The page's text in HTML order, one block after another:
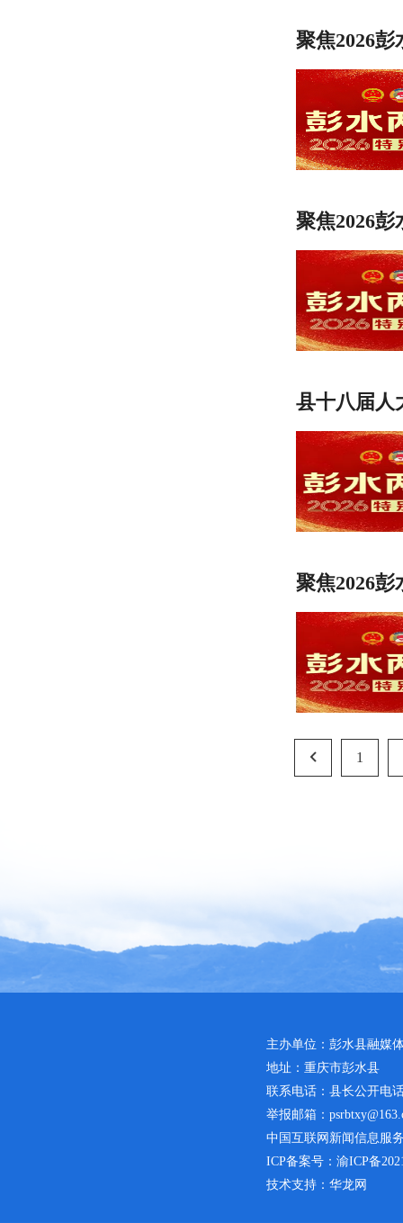
聚焦2026
聚焦2026
县十八届人
聚焦2026
1
主办单位：彭水县融媒
地址：重庆市彭水县
联系电话：县长公开电
举报邮箱：
中国互联网新闻信息服
ICP备案号： 渝ICP备
技术支持：华龙网